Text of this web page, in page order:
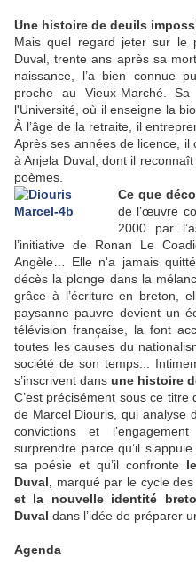
Une histoire de deuils
Mais quel regard jeter sur le
Duval, trente ans après sa
naissance, l’a bien connue
proche au Vieux-Marché.
l'Université, où il enseigne la
À l’âge de la retraite, il
Après ses années de licence,
à Anjela Duval, dont il
poèmes.
Ce que
de l’œuvre
2000 par
l’initiative de Ronan Le
Angèle… Elle n'a jamais
décès la plonge dans la
grâce à l’écriture en breton,
paysanne pauvre devient un
télévision française, la font
toutes les causes du
société de son temps...
s’inscrivent dans une histoire
C’est précisément sous ce titre
de Marcel Diouris, qui analyse
convictions et
surprendre parce qu’il
sa poésie et qu’il confronte
Duval, marqué par le cycle
et la nouvelle identité
Duval dans l’idée de préparer
Agenda